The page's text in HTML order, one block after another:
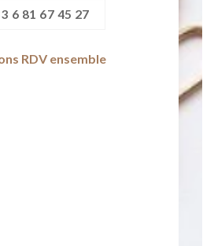
6 81 67 45 27
RDV ensemble